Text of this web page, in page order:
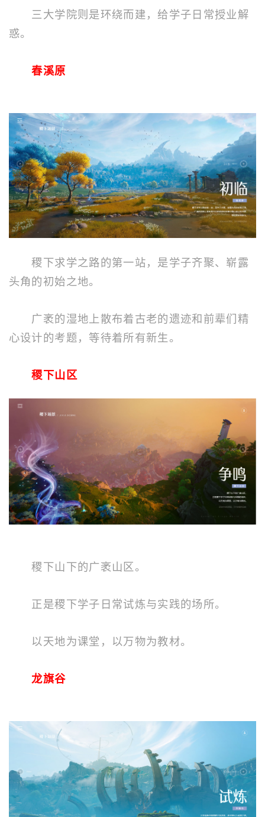
三大学院则是环绕而建，给学子日常授业解
惑。
春溪原
稷下求学之路的第一站，是学子齐聚、崭露
头角的初始之地。
广袤的湿地上散布着古老的遗迹和前辈们精
心设计的考题，等待着所有新生。
稷下山区
稷下山下的广袤山区。
正是稷下学子日常试炼与实践的场所。
以天地为课堂，以万物为教材。
龙旗谷